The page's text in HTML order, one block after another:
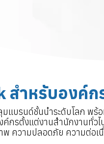
สำหรับองค์ก
แบรนด์ชั้นนำระดับโลก พร้
รตั้งแต่งานสำนักงานทั่วไ
ความปลอดภัย ความต่อเนื่